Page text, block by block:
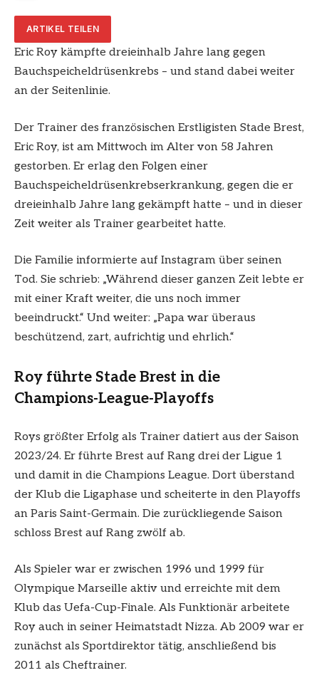
ARTIKEL TEILEN
Eric Roy kämpfte dreieinhalb Jahre lang gegen
Bauchspeicheldrüsenkrebs – und stand dabei weiter
an der Seitenlinie.
Der Trainer des französischen Erstligisten Stade Brest,
Eric Roy, ist am Mittwoch im Alter von 58 Jahren
gestorben. Er erlag den Folgen einer
Bauchspeicheldrüsenkrebserkrankung, gegen die er
dreieinhalb Jahre lang gekämpft hatte – und in dieser
Zeit weiter als Trainer gearbeitet hatte.
Die Familie informierte auf Instagram über seinen
Tod. Sie schrieb: „Während dieser ganzen Zeit lebte er
mit einer Kraft weiter, die uns noch immer
beeindruckt.“ Und weiter: „Papa war überaus
beschützend, zart, aufrichtig und ehrlich.“
Roy führte Stade Brest in die
Champions-League-Playoffs
Roys größter Erfolg als Trainer datiert aus der Saison
2023/24. Er führte Brest auf Rang drei der Ligue 1
und damit in die Champions League. Dort überstand
der Klub die Ligaphase und scheiterte in den Playoffs
an Paris Saint-Germain. Die zurückliegende Saison
schloss Brest auf Rang zwölf ab.
Als Spieler war er zwischen 1996 und 1999 für
Olympique Marseille aktiv und erreichte mit dem
Klub das Uefa-Cup-Finale. Als Funktionär arbeitete
Roy auch in seiner Heimatstadt Nizza. Ab 2009 war er
zunächst als Sportdirektor tätig, anschließend bis
2011 als Cheftrainer.